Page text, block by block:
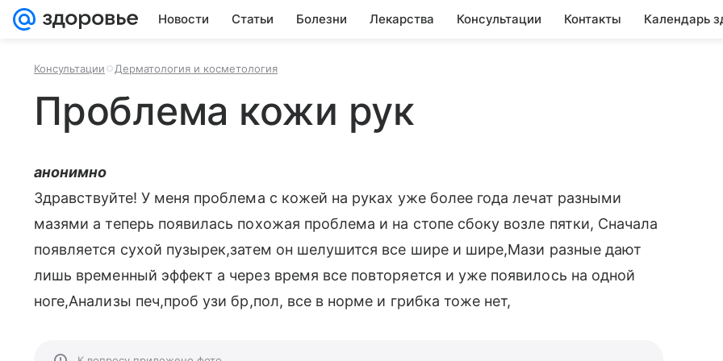
Новости Статьи Болезни Лекарства Консультации Контакты Календарь
Консультации Дерматология и косметология
Проблема кожи рук
анонимно
Здравствуйте! У меня проблема с кожей на руках уже более года лечат разными
мазями а теперь появилась похожая проблема и на стопе сбоку возле пятки, Сначала
появляется сухой пузырек,затем он шелушится все шире и шире,Мази разные дают
лишь временный эффект а через время все повторяется и уже появилось на одной
ноге,Анализы печ,проб узи бр,пол, все в норме и грибка тоже нет,